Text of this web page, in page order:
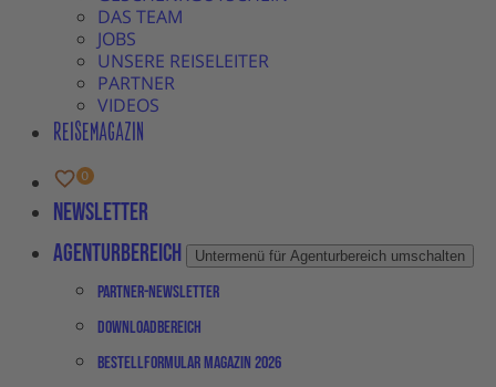
DAS TEAM
JOBS
UNSERE REISELEITER
PARTNER
VIDEOS
REISEMAGAZIN
Newsletter
Agenturbereich
Untermenü für Agenturbereich umschalten
Partner-Newsletter
Downloadbereich
Bestellformular Magazin 2026